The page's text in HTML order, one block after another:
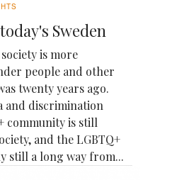
Sweden
is more
people and other
twenty years ago.
and discrimination
community is still
and the LGBTQ+
still a long way from...